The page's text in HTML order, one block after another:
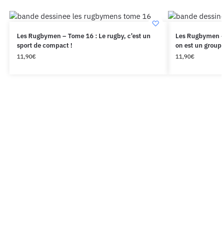
Les Rugbymen – Tome 16 : Le rugby, c’est un
sport de compact !
11,90€
Les Rugbymen
on est un
11,90€